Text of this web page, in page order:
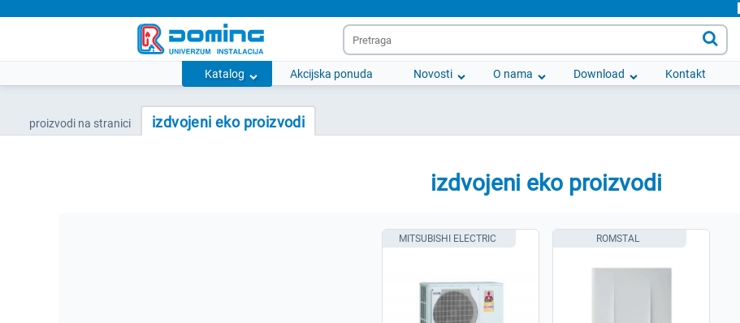
Katalog Akcijska ponuda Novosti O nama Download Kontakt

proizvodi na stranici izdvojeni eko proizvodi
izdvojeni eko proizvodi
MITSUBISHI ELECTRIC ROMSTAL